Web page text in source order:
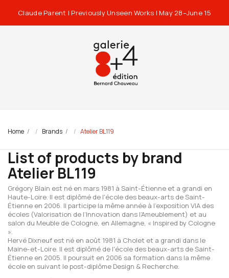
Claude Parent | Previously Unseen Works | May 28–June 15
Home Brands Atelier BL119
List of products by brand
Atelier BL119
Grégory Blain est né en mars 1981 à Saint-Étienne et a grandi en
Haute-Loire. Il est diplômé de l'école des beaux-arts de Saint-
Étienne en 2006. Il participe la même année à l’exposition VIA des
écoles (Valorisation de l’Innovation dans l’Ameublement) et au
salon du Meuble de Cologne, en Allemagne, « Inspired by Cologne
».
Hervé Dixneuf est né en août 1981 à Cholet et a grandi dans le
Maine-et-Loire. Il est diplômé de l'école des beaux-arts de Saint-
Étienne en 2005. Il poursuit en 2006 sa formation dans la même
école en suivant le post-diplôme Design & Recherche.